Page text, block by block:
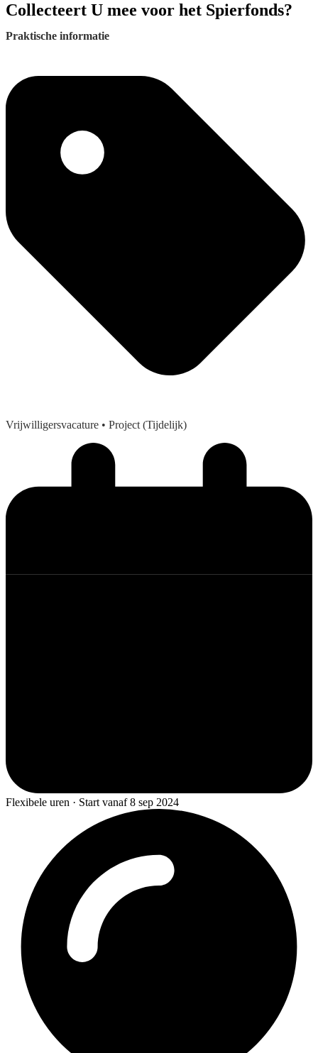
Collecteert U mee voor het Spierfonds?
Praktische informatie
Vrijwilligersvacature • Project (Tijdelijk)
Flexibele uren · Start vanaf 8 sep 2024